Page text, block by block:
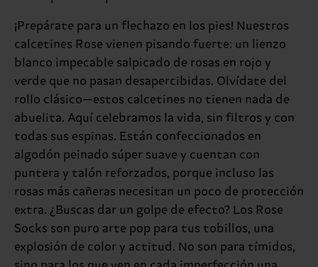
¡Prepárate para un flechazo en los pies! Nuestros
calcetines Rose vienen pisando fuerte: un lienzo
blanco impecable salpicado de rosas en rojo y
verde que no pasan desapercibidas. Olvídate del
rollo clásico—estos calcetines no tienen nada de
abuelita. Aquí celebramos la vida, sin filtros y con
todas sus espinas. Están confeccionados en
algodón peinado súper suave y cuentan con
puntera y talón reforzados, porque incluso las
rosas más cañeras necesitan un poco de protección
extra. ¿Buscas dar un golpe de efecto? Los Rose
Socks son puro arte pop para tus tobillos, una
explosión de color y actitud. No son para tímidos,